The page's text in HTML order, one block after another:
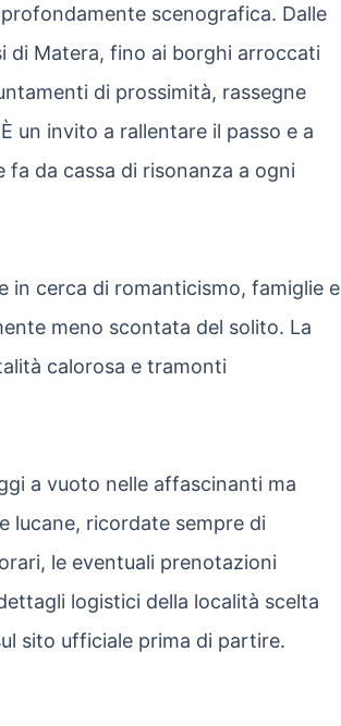
scenografica. Dalle
di Matera, fino ai borghi arroccati
di prossimità, rassegne
un invito a rallentare il passo e a
fa da cassa di risonanza a ogni
in cerca di romanticismo, famiglie e
meno scontata del solito. La
calorosa e tramonti
a vuoto nelle affascinanti ma
lucane, ricordate sempre di
le eventuali prenotazioni
logistici della località scelta
sito ufficiale prima di partire.